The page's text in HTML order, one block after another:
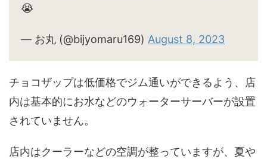
😭
— お丸 (@bijyomaru169) August 8, 2023
チョコザップは低価格でジム通いができるよう、店
内は基本的にお水などのウォーターサーバーが設置
されていません。
店内はクーラーなどの空調が整っていますが、夏や